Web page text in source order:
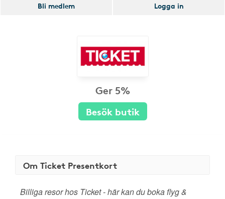
Bli medlem
Logga in
Ger 5%
Besök butik
Om Ticket Presentkort
Billiga resor hos Ticket - här kan du boka flyg &